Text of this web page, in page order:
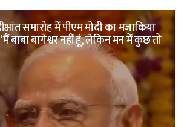
समारोह में पीएम मोदी का मजाकिया
बाबा बागेश्वर नहीं हूं, लेकिन मन में कुछ तो